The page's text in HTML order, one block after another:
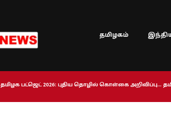
தமிழகம்
தமிழக பட்ஜெட் 2026: புதிய தொழில் கொள்கை அறிவிப்பு…